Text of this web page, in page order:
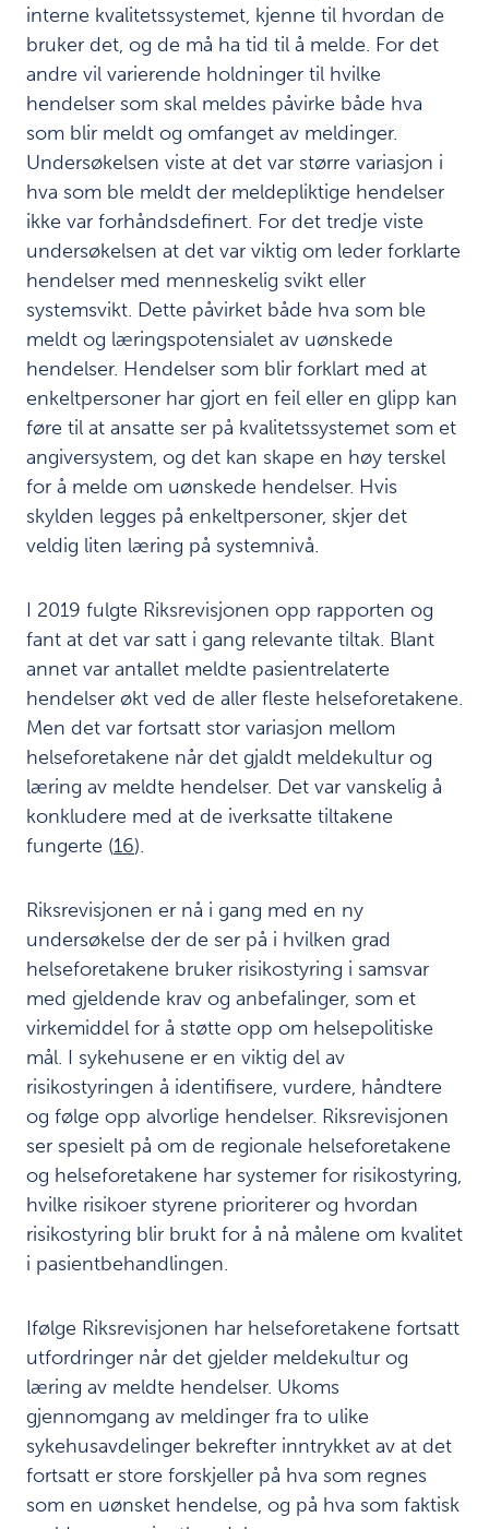
interne kvalitetssystemet, kjenne til hvordan de
bruker det, og de må ha tid til å melde. For det
andre vil varierende holdninger til hvilke
hendelser som skal meldes påvirke både hva
som blir meldt og omfanget av meldinger.
Undersøkelsen viste at det var større variasjon i
hva som ble meldt der meldepliktige hendelser
ikke var forhåndsdefinert. For det tredje viste
undersøkelsen at det var viktig om leder forklarte
hendelser med menneskelig svikt eller
systemsvikt. Dette påvirket både hva som ble
meldt og læringspotensialet av uønskede
hendelser. Hendelser som blir forklart med at
enkeltpersoner har gjort en feil eller en glipp kan
føre til at ansatte ser på kvalitetssystemet som et
angiversystem, og det kan skape en høy terskel
for å melde om uønskede hendelser. Hvis
skylden legges på enkeltpersoner, skjer det
veldig liten læring på systemnivå.
I 2019 fulgte Riksrevisjonen opp rapporten og
fant at det var satt i gang relevante tiltak. Blant
annet var antallet meldte pasientrelaterte
hendelser økt ved de aller fleste helseforetakene.
Men det var fortsatt stor variasjon mellom
helseforetakene når det gjaldt meldekultur og
læring av meldte hendelser. Det var vanskelig å
konkludere med at de iverksatte tiltakene
fungerte (16).
Riksrevisjonen er nå i gang med en ny
undersøkelse der de ser på i hvilken grad
helseforetakene bruker risikostyring i samsvar
med gjeldende krav og anbefalinger, som et
virkemiddel for å støtte opp om helsepolitiske
mål. I sykehusene er en viktig del av
risikostyringen å identifisere, vurdere, håndtere
og følge opp alvorlige hendelser. Riksrevisjonen
ser spesielt på om de regionale helseforetakene
og helseforetakene har systemer for risikostyring,
hvilke risikoer styrene prioriterer og hvordan
risikostyring blir brukt for å nå målene om kvalitet
i pasientbehandlingen.
Ifølge Riksrevisjonen har helseforetakene fortsatt
utfordringer når det gjelder meldekultur og
læring av meldte hendelser. Ukoms
gjennomgang av meldinger fra to ulike
sykehusavdelinger bekrefter inntrykket av at det
fortsatt er store forskjeller på hva som regnes
som en uønsket hendelse, og på hva som faktisk